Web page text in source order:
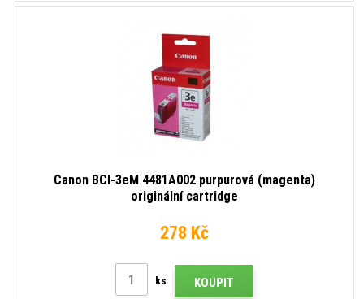
Canon BCI-3eM 4481A002 purpurová (magenta)
originální cartridge
278 Kč
ks KOUPIT